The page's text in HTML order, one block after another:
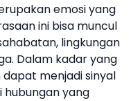
emosi yang
ini bisa muncul
lingkungan
Dalam kadar yang
menjadi sinyal
yang